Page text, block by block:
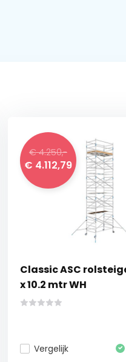
€ 4.250,-
€ 4.112,79
Classic ASC
x 10.2 mtr WH
Vergelijk